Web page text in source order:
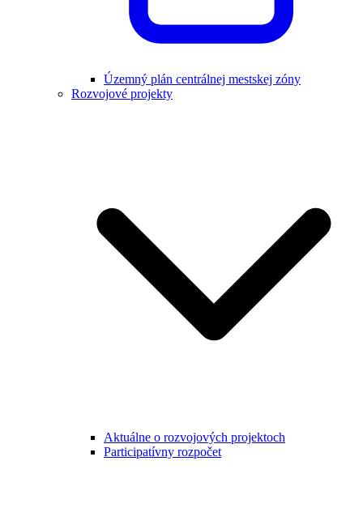
Územný plán centrálnej mestskej zóny
Rozvojové projekty
Aktuálne o rozvojových projektoch
Participatívny rozpočet